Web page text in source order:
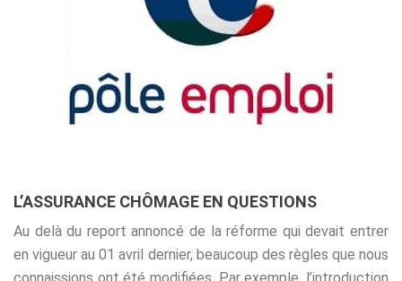
L’ASSURANCE CHÔMAGE EN QUESTIONS
Au delà du report annoncé de la réforme qui devait entrer
en vigueur au 01 avril dernier, beaucoup des règles que nous